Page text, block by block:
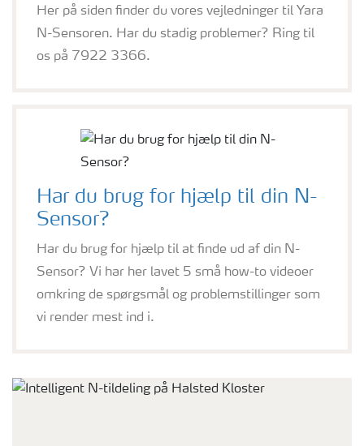
Her på siden finder du vores vejledninger til Yara
N-Sensoren. Har du stadig problemer? Ring til
os på 7922 3366.
Har du brug for hjælp til din N-
Sensor?
Har du brug for hjælp til at finde ud af din N-
Sensor? Vi har her lavet 5 små how-to videoer
omkring de spørgsmål og problemstillinger som
vi render mest ind i.